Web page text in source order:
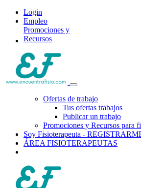
Login
Empleo
Promociones y
Recursos
Ofertas de trabajo
Tus ofertas trabajos
Publicar un trabajo
Promociones y Recursos para
Soy Fisioterapeuta -
ÁREA FISIOTERAPEUTAS